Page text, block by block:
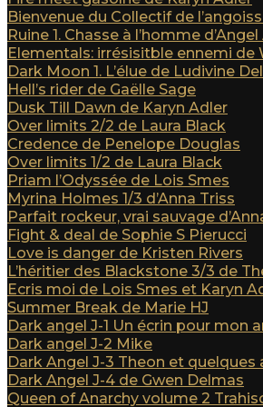
Bienvenue du Collectif de
Ruine 1. Chasse à l’homme
Elementals: irrésisitble ennemi de
Dark Moon 1. L’élue de Ludivine
Hell’s rider de Gaëlle Sage
Dusk Till Dawn de Karyn Adler
Over limits 2/2 de Laura Black
Credence de Penelope Douglas
Over limits 1/2 de Laura Black
Priam l’Odyssée de Lois Smes
Myrina Holmes 1/3 d’Anna Triss
Parfait rockeur, vrai sauvage
Fight & deal de Sophie S Pierucci
Love is danger de Kristen Rivers
L’héritier des Blackstone 3/3 de
Ecris moi de Lois Smes et Karyn
Summer Break de Marie HJ
Dark angel J-1 Un écrin pour mon
Dark angel J-2 Mike
Dark Angel J-3 Theon et quelques
Dark Angel J-4 de Gwen Delmas
Queen of Anarchy volume 2